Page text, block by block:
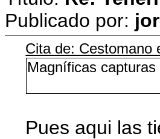
Publicado por:
Cita de: Cestomano
Magníficas
Pues aqui las